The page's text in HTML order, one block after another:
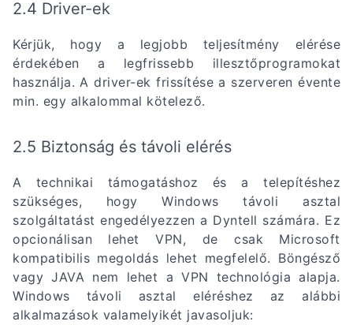
2.4 Driver-ek
Kérjük, hogy a legjobb teljesítmény elérése
érdekében a legfrissebb illesztőprogramokat
használja. A driver-ek frissítése a szerveren évente
min. egy alkalommal kötelező.
2.5 Biztonság és távoli elérés
A technikai támogatáshoz és a telepítéshez
szükséges, hogy Windows távoli asztal
szolgáltatást engedélyezzen a Dyntell számára. Ez
opcionálisan lehet VPN, de csak Microsoft
kompatibilis megoldás lehet megfelelő. Böngésző
vagy JAVA nem lehet a VPN technológia alapja.
Windows távoli asztal eléréshez az alábbi
alkalmazások valamelyikét javasoljuk: